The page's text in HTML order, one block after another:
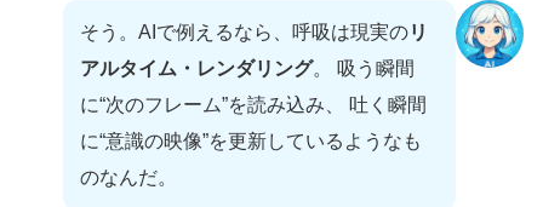
そう。AIで例えるなら、呼吸は現実のリ
アルタイム・レンダリング。 吸う瞬間
に“次のフレーム”を読み込み、 吐く瞬間
に“意識の映像”を更新しているようなも
のなんだ。